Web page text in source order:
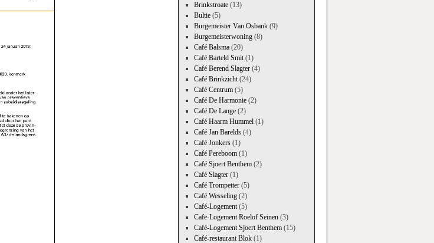
Brinkstroate(13)
Bultie(5)
Burgemeister Van Osbank(9)
Burgemeisterwoning(8)
Café Balsma(20)
Café Barteld Smit(1)
Café Berend Slagter(4)
Café Brinkzicht(24)
Café Centrum(5)
Café De Harmonie(2)
Café De Lange(2)
Café Haarm Hummel(1)
Café Jan Barelds(4)
Café Jonkers(1)
Café Pereboom(1)
Café Sjoert Benthem(2)
Café Slagter(1)
Café Trompetter(5)
Café Wesseling(2)
Café-Logement(5)
Cafe-Logement Roelof Seinen(3)
Café-Logement Sjoert Benthem(15)
Café-restaurant Blok(1)